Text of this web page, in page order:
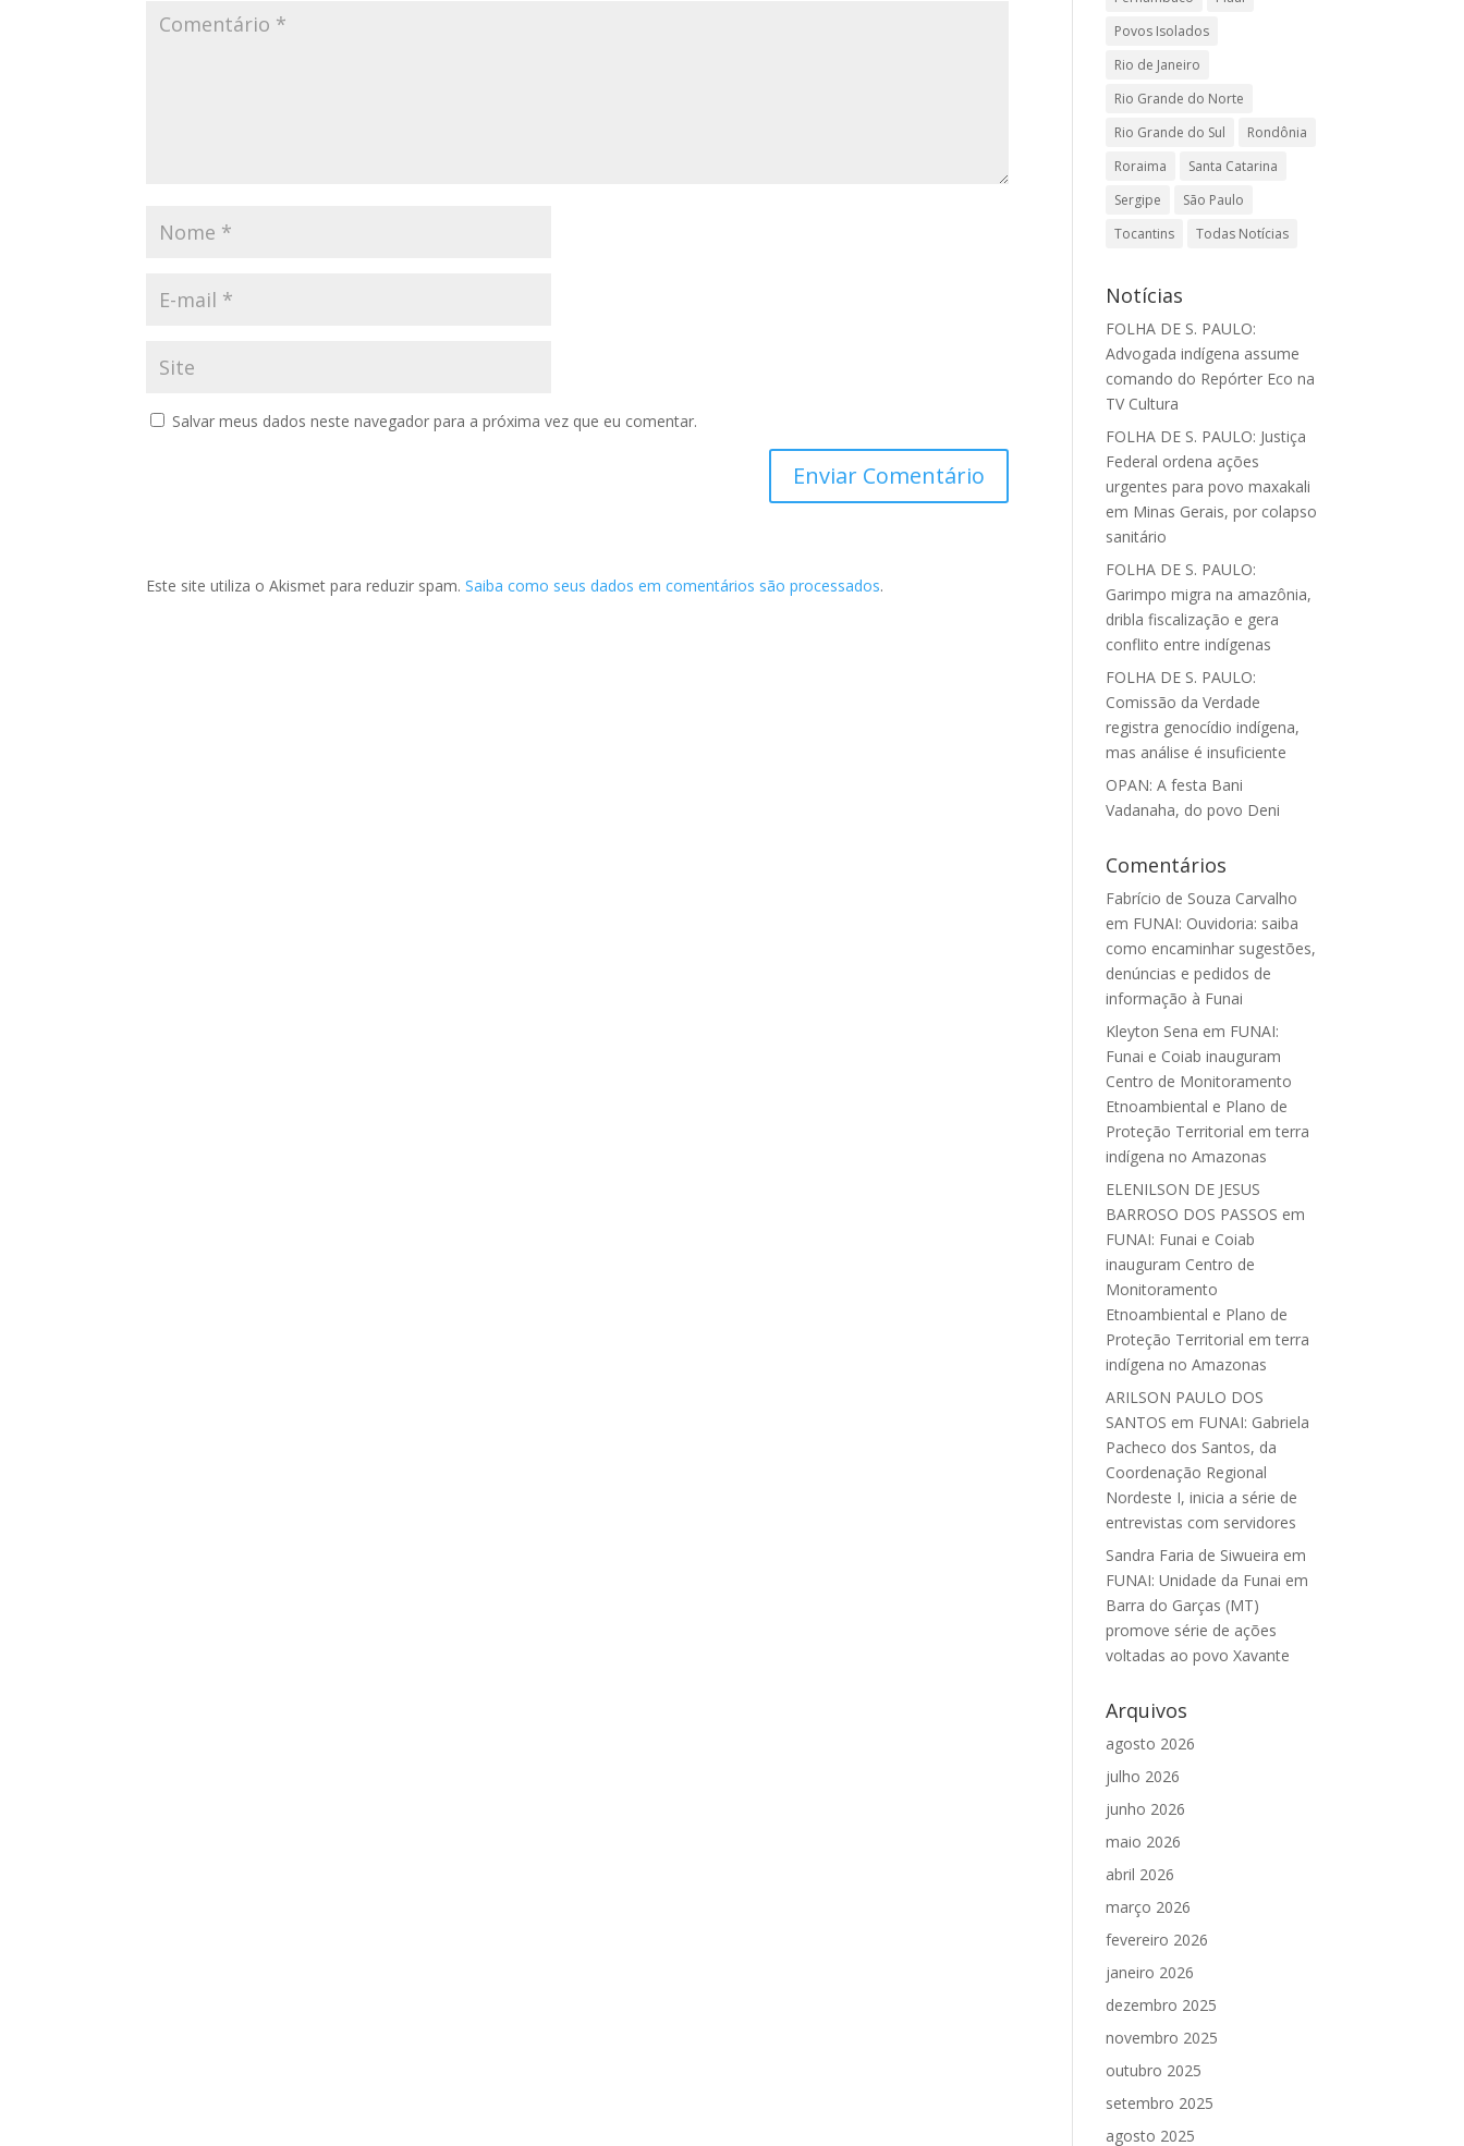
Salvar meus dados neste navegador para a próxima vez que eu comentar.
Este site utiliza o Akismet para reduzir spam.Saiba como seus dados em comentários são processados.
Povos Isolados
Rio de Janeiro
Rio Grande do Norte
Rio Grande do Sul
Rondônia
Roraima
Santa Catarina
Sergipe
São Paulo
Tocantins
Todas Notícias
Notícias
FOLHA DE S. PAULO:
Advogada indígena assume
comando do Repórter Eco na
TV Cultura
FOLHA DE S. PAULO: Justiça
Federal ordena ações
urgentes para povo maxakali
em Minas Gerais, por colapso
sanitário
FOLHA DE S. PAULO:
Garimpo migra na amazônia,
dribla fiscalização e gera
conflito entre indígenas
FOLHA DE S. PAULO:
Comissão da Verdade
registra genocídio indígena,
mas análise é insuficiente
OPAN: A festa Bani
Vadanaha, do povo Deni
Comentários
Fabrício de Souza Carvalho
em FUNAI: Ouvidoria: saiba
como encaminhar sugestões,
denúncias e pedidos de
informação à Funai
Kleyton Sena em FUNAI:
Funai e Coiab inauguram
Centro de Monitoramento
Etnoambiental e Plano de
Proteção Territorial em terra
indígena no Amazonas
ELENILSON DE JESUS
BARROSO DOS PASSOS em
FUNAI: Funai e Coiab
inauguram Centro de
Monitoramento
Etnoambiental e Plano de
Proteção Territorial em terra
indígena no Amazonas
ARILSON PAULO DOS
SANTOS em FUNAI: Gabriela
Pacheco dos Santos, da
Coordenação Regional
Nordeste I, inicia a série de
entrevistas com servidores
Sandra Faria de Siwueira em
FUNAI: Unidade da Funai em
Barra do Garças (MT)
promove série de ações
voltadas ao povo Xavante
Arquivos
agosto 2026
julho 2026
junho 2026
maio 2026
abril 2026
março 2026
fevereiro 2026
janeiro 2026
dezembro 2025
novembro 2025
outubro 2025
setembro 2025
agosto 2025